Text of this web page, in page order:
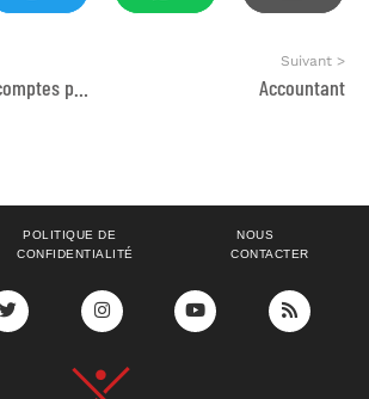
Suivant >
Accountant
POLITIQUE DE
CONFIDENTIALITÉ
NOUS
CONTACTER